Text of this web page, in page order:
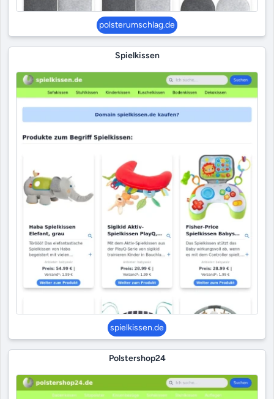
polsterumschlag.de
Spielkissen
spielkissen.de
Polstershop24